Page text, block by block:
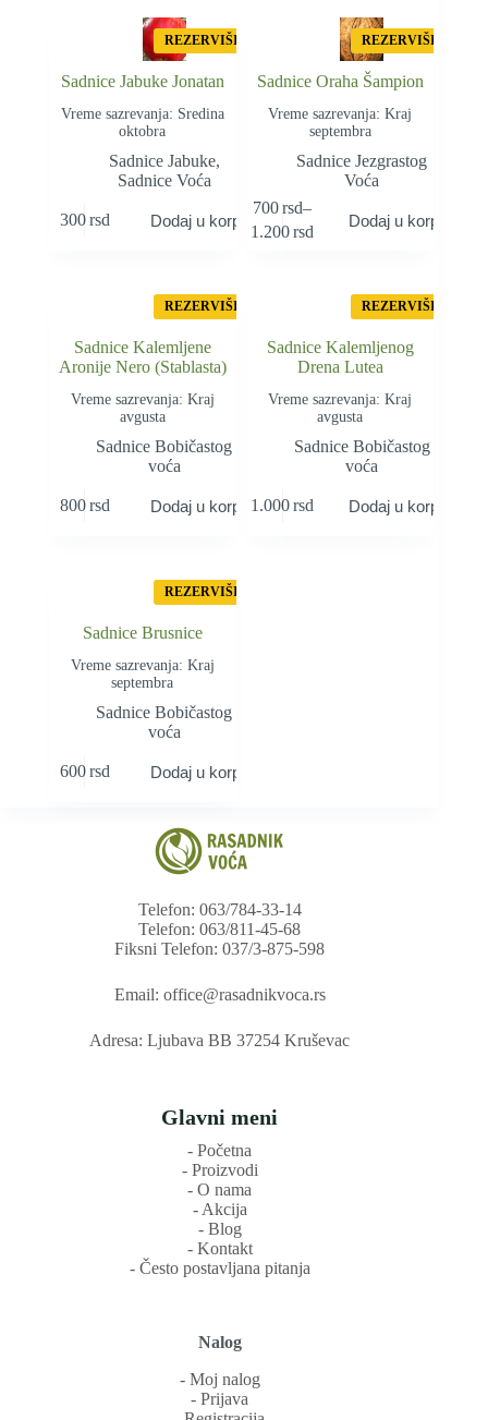
REZERVIŠI
Sadnice Jabuke Jonatan
Vreme sazrevanja: Sredina
oktobra
Sadnice Jabuke,
Sadnice Voća
300rsd Dodaj u korpu
REZERVIŠI
Sadnice Oraha Šampion
Vreme sazrevanja: Kraj
septembra
Sadnice Jezgrastog
Voća
700 rsd–
1.200 rsd
Распон
Dodaj u korpu
Овај
производ
има
Опције
могу
страници
REZERVIŠI
Sadnice Kalemljene
Aronije Nero (Stablasta)
Vreme sazrevanja: Kraj
avgusta
Sadnice Bobičastog
voća
800rsd Dodaj u korpu
REZERVIŠI
Sadnice Kalemljenog
Drena Lutea
Vreme sazrevanja: Kraj
avgusta
Sadnice Bobičastog
voća
1.000 rsd Dodaj u korpu
REZERVIŠI
Sadnice Brusnice
Vreme sazrevanja: Kraj
septembra
Sadnice Bobičastog
voća
600rsd Dodaj u korpu
Telefon: 063/784-33-14
Telefon: 063/811-45-68
Fiksni Telefon: 037/3-875-598
Email: office@rasadnikvoca.rs
Adresa: Ljubava BB 37254 Kruševac
Glavni meni
‐ Početna
‐ Proizvodi
‐ O nama
‐ Akcija
‐ Blog
‐ Kontakt
‐ Često postavljana pitanja
Nalog
‐ Moj nalog
‐ Prijava